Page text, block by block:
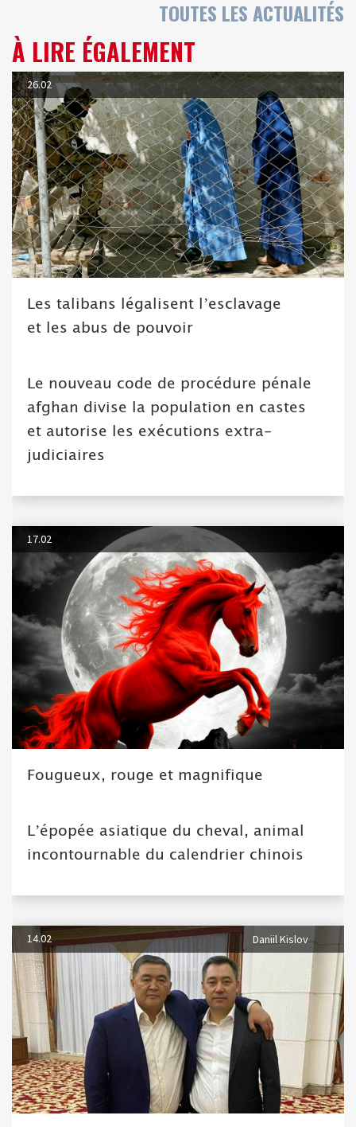
TOUTES LES ACTUALITÉS
À LIRE ÉGALEMENT
26.02
Les talibans légalisent l’esclavage
et les abus de pouvoir
Le nouveau code de procédure pénale
afghan divise la population en castes
et autorise les exécutions extra-
judiciaires
17.02
Fougueux, rouge et magnifique
L’épopée asiatique du cheval, animal
incontournable du calendrier chinois
14.02 Daniil Kislov